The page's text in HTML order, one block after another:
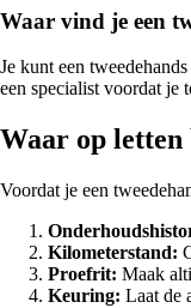
Waar vind je een
Je kunt een
een specialist voordat je
Waar op letten
Voordat je een
Kilometerstand:
Proefrit: Maak
Keuring: Laat de